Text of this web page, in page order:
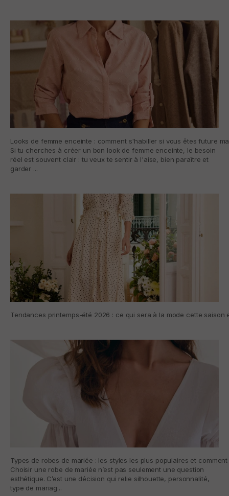
Looks de femme enceinte : comment s'habiller si vous êtes future
Si tu cherches à créer un bon look de femme enceinte, le besoin
réel est souvent clair : tu veux te sentir à l'aise, bien paraître et
garder ...
Tendances printemps-été 2026 : ce qui sera à la mode cette saison
Types de robes de mariée : les styles les plus populaires et
Choisir une robe de mariée n’est pas seulement une question
esthétique. C’est une décision qui relie silhouette, personnalité,
type de mariag...